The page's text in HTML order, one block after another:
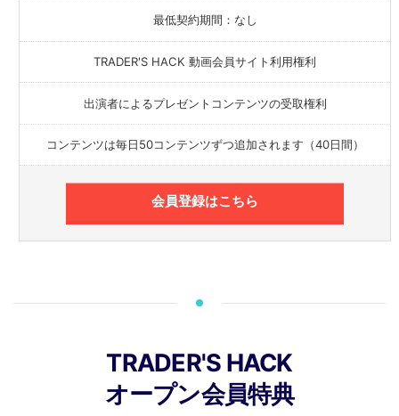
最低契約期間：なし
TRADER'S HACK 動画会員サイト利用権利
出演者によるプレゼントコンテンツの受取権利
コンテンツは毎日50コンテンツずつ追加されます（40日間）
会員登録はこちら
TRADER'S HACK
オープン会員特典